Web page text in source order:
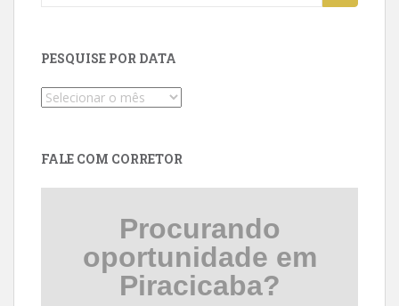
PESQUISE POR DATA
Pesquise
FALE COM CORRETOR
Procurando
oportunidade em
Piracicaba?